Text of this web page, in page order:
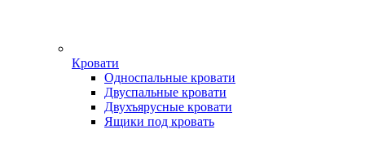
Кровати
Односпальные кровати
Двуспальные кровати
Двухъярусные кровати
Ящики под кровать